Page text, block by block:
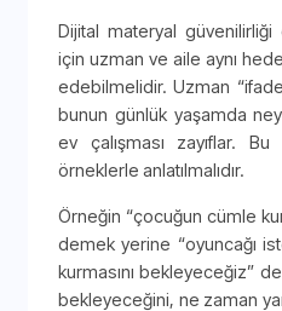
Dijital materyal güvenilirliği
için uzman ve aile aynı
edebilmelidir. Uzman
bunun günlük yaşamda
ev çalışması zayıflar.
örneklerle anlatılmalıdır.
Örneğin “çocuğun cümle
demek yerine “oyuncağı
kurmasını bekleyeceğiz”
bekleyeceğini, ne zaman